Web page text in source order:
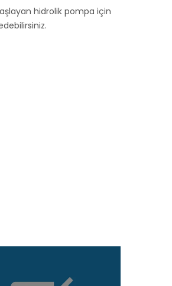
hidrolik pompa için